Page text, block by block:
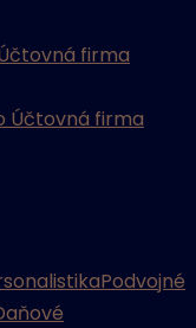
firma
Účtovná firma
Podvojné